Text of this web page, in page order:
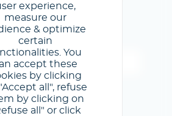
experience,
measure our
& optimize
certain
You
accept these
by clicking
all", refuse
by clicking on
all" or click